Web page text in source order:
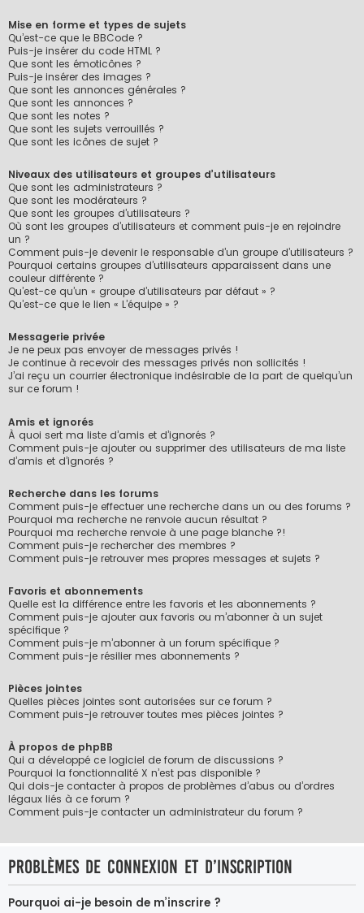
Mise en forme et types de sujets
Qu’est-ce que le BBCode ?
Puis-je insérer du code HTML ?
Que sont les émoticônes ?
Puis-je insérer des images ?
Que sont les annonces générales ?
Que sont les annonces ?
Que sont les notes ?
Que sont les sujets verrouillés ?
Que sont les icônes de sujet ?
Niveaux des utilisateurs et groupes d’utilisateurs
Que sont les administrateurs ?
Que sont les modérateurs ?
Que sont les groupes d’utilisateurs ?
Où sont les groupes d’utilisateurs et comment puis-je en rejoindre
un ?
Comment puis-je devenir le responsable d’un groupe d’utilisateurs ?
Pourquoi certains groupes d’utilisateurs apparaissent dans une
couleur différente ?
Qu’est-ce qu’un « groupe d’utilisateurs par défaut » ?
Qu’est-ce que le lien « L’équipe » ?
Messagerie privée
Je ne peux pas envoyer de messages privés !
Je continue à recevoir des messages privés non sollicités !
J’ai reçu un courrier électronique indésirable de la part de quelqu’un
sur ce forum !
Amis et ignorés
À quoi sert ma liste d’amis et d’ignorés ?
Comment puis-je ajouter ou supprimer des utilisateurs de ma liste
d’amis et d’ignorés ?
Recherche dans les forums
Comment puis-je effectuer une recherche dans un ou des forums ?
Pourquoi ma recherche ne renvoie aucun résultat ?
Pourquoi ma recherche renvoie à une page blanche ?!
Comment puis-je rechercher des membres ?
Comment puis-je retrouver mes propres messages et sujets ?
Favoris et abonnements
Quelle est la différence entre les favoris et les abonnements ?
Comment puis-je ajouter aux favoris ou m’abonner à un sujet
spécifique ?
Comment puis-je m’abonner à un forum spécifique ?
Comment puis-je résilier mes abonnements ?
Pièces jointes
Quelles pièces jointes sont autorisées sur ce forum ?
Comment puis-je retrouver toutes mes pièces jointes ?
À propos de phpBB
Qui a développé ce logiciel de forum de discussions ?
Pourquoi la fonctionnalité X n’est pas disponible ?
Qui dois-je contacter à propos de problèmes d’abus ou d’ordres
légaux liés à ce forum ?
Comment puis-je contacter un administrateur du forum ?
Problèmes de connexion et d’inscription
Pourquoi ai-je besoin de m’inscrire ?